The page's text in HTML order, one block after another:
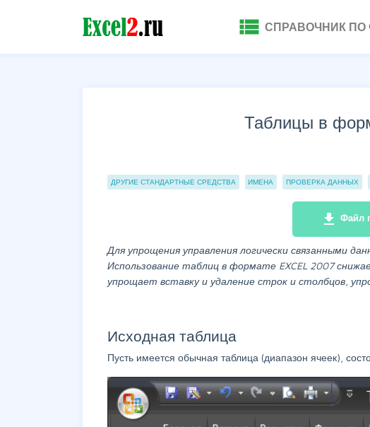
view_list СПРАВОЧНИК ПО
Таблицы в
Группы статей
ДРУГИЕ СТАНДАРТНЫЕ СРЕДСТВА ИМЕНА ПРОВЕРКА ДАННЫХ
file_download Файл
Для упрощения управления логически связанными
Использование таблиц в формате EXCEL 2007
упрощает вставку и удаление строк и столбцов,
Исходная таблица
Пусть имеется обычная таблица (диапазон ячеек),